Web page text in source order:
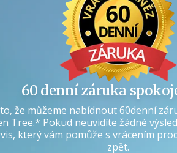
60 denní záruka
že můžeme nabídnout 60denní
Tree.* Pokud neuvidíte žádné
který vám pomůže s vrácením
zpět.